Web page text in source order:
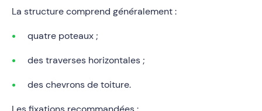
La structure comprend généralement :
quatre poteaux ;
des traverses horizontales ;
des chevrons de toiture.